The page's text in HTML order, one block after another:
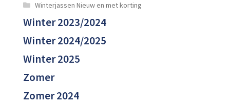
Winterjassen Nieuw en met korting
Winter 2023/2024
Winter 2024/2025
Winter 2025
Zomer
Zomer 2024